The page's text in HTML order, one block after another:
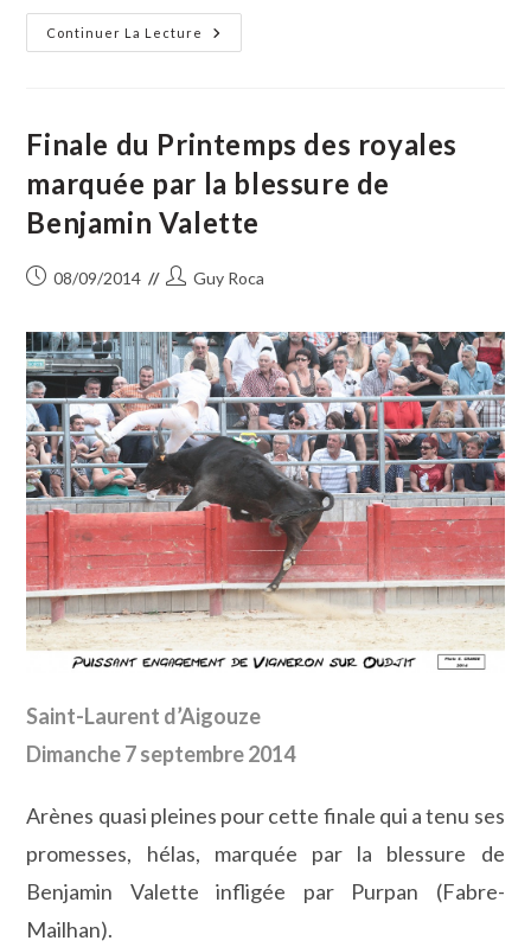
Continuer La Lecture
Le
Tai-
Excellent
Pour
Corps
Et
L'esprit
Finale du Printemps des royales
marquée par la blessure de
Benjamin Valette
Publication
08/09/2014
Auteur/autrice
publication :
Guy Roca
Saint-Laurent d’Aigouze
Dimanche 7 septembre 2014
Arènes quasi pleines pour cette finale qui a tenu ses
promesses, hélas, marquée par la blessure de
Benjamin Valette infligée par Purpan (Fabre-
Mailhan).